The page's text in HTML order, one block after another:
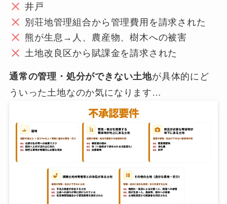
井戸
別荘地管理組合から管理費用を請求された
熊が生息→人、農産物、樹木への被害
土地改良区から賦課金を請求された
通常の管理・処分ができない土地が具体的にど
ういった土地なのか気になります…